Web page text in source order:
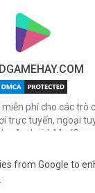
phí cho các trò
trực tuyến, ngoại
Android.
trên Android.
from Google to